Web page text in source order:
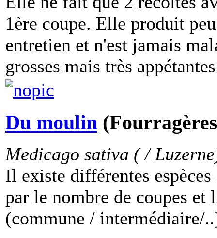
1ère coupe. Elle produit
entretien et n'est jamais
grosses mais très
Du moulin
Medicago sativa ( /
Il existe différentes
par le nombre de coupes et
(commune / intermédiaire/